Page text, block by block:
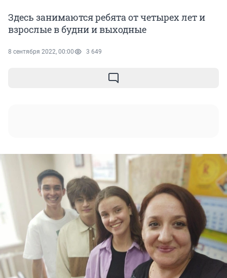
Здесь занимаются ребята от четырех лет и
взрослые в будни и выходные
8 сентября 2022, 00:00 3 649